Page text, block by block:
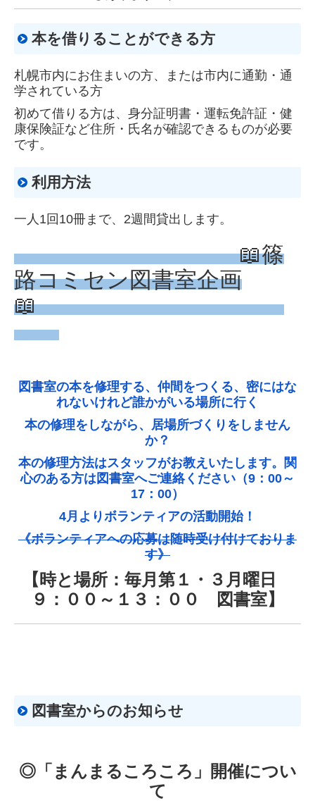
本を借りることができる方
札幌市内にお住まいの方、または市内に通勤・通
学されている方
初めて借りる方は、身分証明書・運転免許証・健
康保険証など住所・氏名が確認できるものが必要
です。
利用方法
一人1回10冊まで、2週間貸出します。
📖篠
路コミセン図書室企画
📖
図書室の本を修理する、仲間をつくる、密にはな
れないけれど誰かがいる場所に行く
本の修理をしながら、居場所づくりをしません
か？
本の修理方法はスタッフがお教えいたします。 関
心のある方は図書室へご連絡ください（9：00～
17：00）
4月よりボランティアの活動開始！
《ボランティアへの応募は随時受け付けておりま
す》
【時と場所：毎月第１・３月曜日
９：００～１３：００ 図書室】
図書室からのお知らせ
◎「まんまるころころ」開催につい
て